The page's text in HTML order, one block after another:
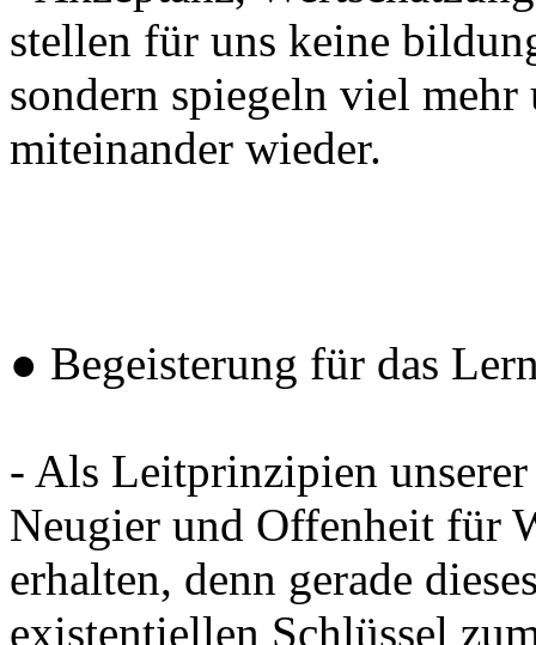
stellen für uns keine
sondern spiegeln viel
miteinander wieder.
● Begeisterung für das
- Als Leitprinzipien
Neugier und Offenheit für
erhalten, denn gerade
existentiellen Schlüssel